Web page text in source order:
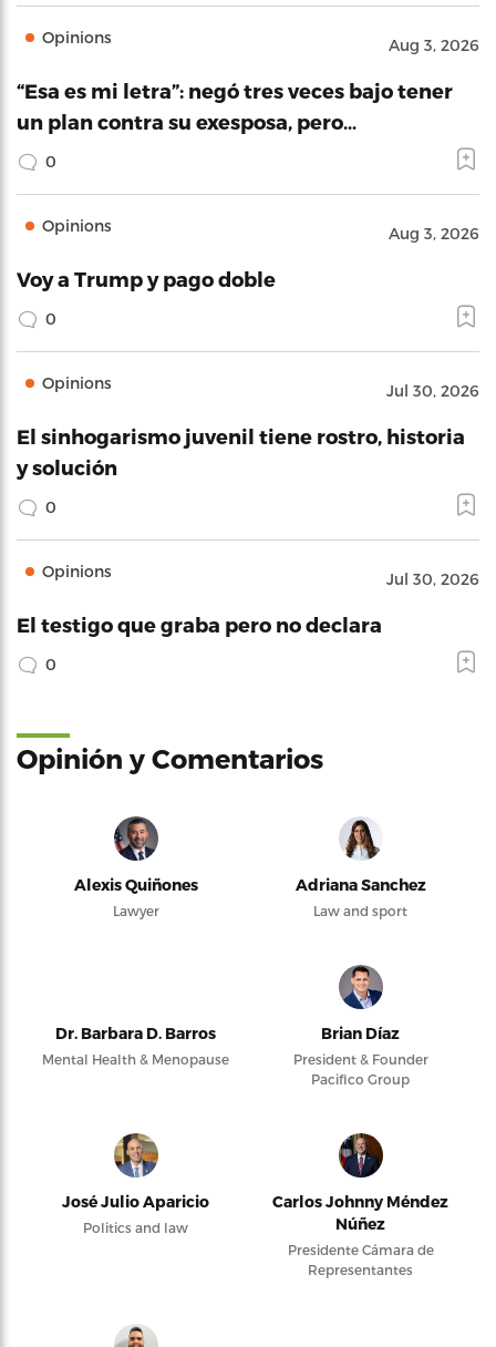
Opinions Aug 3, 2026
“Esa es mi letra”: negó tres veces bajo tener
un plan contra su exesposa, pero…
0
Opinions Aug 3, 2026
Voy a Trump y pago doble
0
Opinions Jul 30, 2026
El sinhogarismo juvenil tiene rostro, historia
y solución
0
Opinions Jul 30, 2026
El testigo que graba pero no declara
0
Opinión y Comentarios
Alexis Quiñones
Lawyer
Adriana Sanchez
Law and sport
Dr. Barbara D. Barros
Mental Health & Menopause
Brian Díaz
President & Founder
Pacifico Group
José Julio Aparicio
Politics and law
Carlos Johnny Méndez
Núñez
Presidente Cámara de
Representantes